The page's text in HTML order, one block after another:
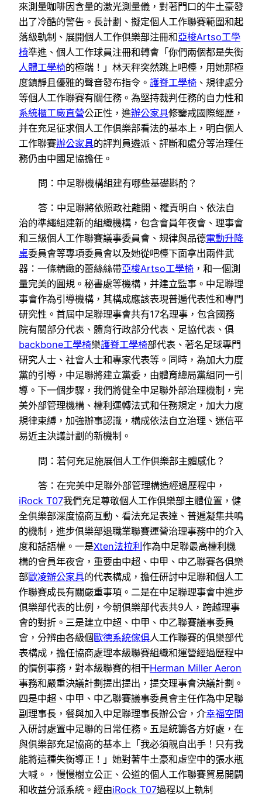
來測量咖啡因含量的激光測量儀，對著門口的牛土豪發
出了冷酷的警告。長計劃、擬定個人工作聯賽範圍和起
落級軌制、展開個人工作俱樂部注冊和亞梭Artso工學
椅準進、個人工作球員注冊和轉會「你們兩個都是失衡
人體工學椅的極端！」林天秤突然跳上吧檯，用她那極
度鎮靜且優雅的聲音發布指令。 護脊工學椅 、規律處分
等個人工作聯賽有關任務。為堅持裁判任務的自力性和
系統櫃工廠直營公正性，進辦公家具修鑒戒國際經歷，
并在充足征求個人工作俱樂部看法的基本上，明白個人
工作聯賽辦公家具的評判員遴派、評斷和處分等治理任
務仍由中國足協擔任。
問：中足聯機構組建有哪些基礎斟酌？
答：中足聯將依照政社離開、權責明白、依法自
治的準繩組建新的組織機構，包含會員年夜會、理事會
和三級個人工作聯賽議事委員會、規律與品德電動升降
桌委員會等專項委員會以及她從吧檯下面拿出兩件武
器：一條精緻的蕾絲絲帶亞梭Artso工學椅 ，和一個測
量完美的圓規。秘書處等機構，并建立監事。中足聯理
事會作為引導機構，其構成應該表現普遍代表性和專門
研究性。首屆中足聯理事會共有17名理事，包含國務
院有關部分代表、體育行政部分代表、足協代表、俱
backbone工學椅樂護脊工學椅部代表、著名足球專門
研究人士、社會人士和專家代表等。同時，為加大力度
黨的引導，中足聯將建立黨委，由體育總局黨組同一引
導。下一個步驟，我們將健全中足聯外部治理機制，完
美外部管理機構、權利運轉法式和任務規定，加大力度
規律束縛，加強辦事認識，構成依法自立治理、迷信平
易近主決議計劃的新機制。
問：若何充足施展個人工作俱樂部主體感化？
答：在完美中足聯外部管理構造經過歷程中，
iRock T07我們充足尊敬個人工作俱樂部主體位置，健
全俱樂部深度協商互動、看法充足表達、普遍凝集共鳴
的機制，進步俱樂部退職業聯賽運營治理事務中的介入
度和話語權。一是Xten法拉利作為中足聯最高權利機
構的會員年夜會，重要由中超、中甲、中乙聯賽各俱樂
部歐凌辦公家具的代表構成，擔任研討中足聯和個人工
作聯賽成長有關嚴重事項。二是在中足聯理事會中進步
俱樂部代表的比例，今朝俱樂部代表共9人，跨越理事
會的對折。三是建立中超、中甲、中乙聯賽議事委員
會，分辨由各級個歐德系統傢俱人工作聯賽的俱樂部代
表構成，擔任協商處理本級聯賽組織和運營經過歷程中
的慣例事務，對本級聯賽的相干Herman Miller Aeron
事務和嚴重決議計劃提出提出，提交理事會決議計劃。
四是中超、中甲、中乙聯賽議事委員會主任作為中足聯
副理事長，餐與加入中足聯理事長辦公會，介幸福空間
入研討處置中足聯的日常任務。五是統籌各方好處，在
與俱樂部充足協商的基本上「我必須親自出手！只有我
能將這種失衡導正！」她對著牛土豪和虛空中的張水瓶
大喊。，慢慢樹立公正、公道的個人工作聯賽貿易開闢
和收益分派系統。經由iRock T07過程以上軌制